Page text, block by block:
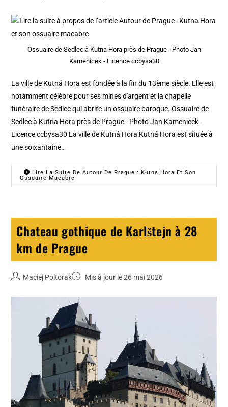
Ossuaire de Sedlec à Kutna Hora près de Prague - Photo Jan
Kamenicek - Licence ccbysa30
La ville de Kutná Hora est fondée à la fin du 13ème siècle. Elle est
notamment célèbre pour ses mines d'argent et la chapelle
funéraire de Sedlec qui abrite un ossuaire baroque. Ossuaire de
Sedlec à Kutna Hora près de Prague - Photo Jan Kamenicek -
Licence ccbysa30 La ville de Kutná Hora Kutná Hora est située à
une soixantaine…
Lire La Suite De Autour De Prague : Kutna Hora Et Son
Ossuaire Macabre
Chateau gothique de Karlštejn à 28
km de Prague
Maciej Poltorak Mis à jour le 26 mai 2026